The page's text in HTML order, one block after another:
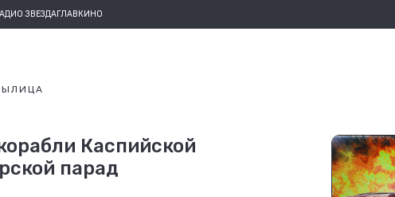
ЗВЕЗДАГЛАВКИНО
ЛИЦА
Каспийской
парад